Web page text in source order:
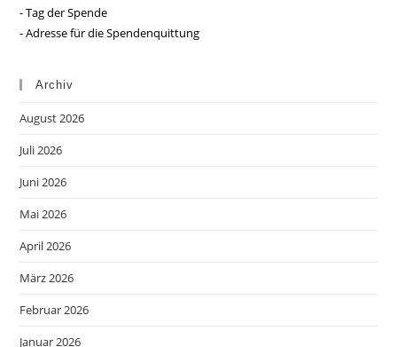
- Tag der Spende
- Adresse für die Spendenquittung
Archiv
August 2026
Juli 2026
Juni 2026
Mai 2026
April 2026
März 2026
Februar 2026
Januar 2026